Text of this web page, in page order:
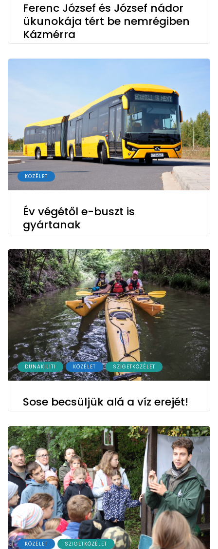
Ferenc József és József nádor
ükunokája tért be nemrégiben
Kázmérra
KÖZÉLET
Év végétől e-buszt is
gyártanak
DUNAKILITI KÖZÉLET SZIGETKÖZÉLET
Sose becsüljük alá a víz erejét!
KÖZÉLET SZIGETKÖZÉLET